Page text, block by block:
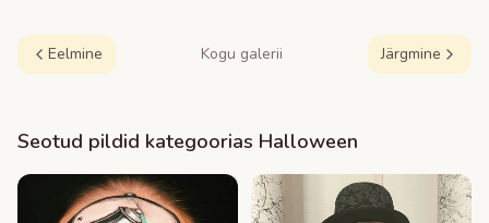
Eelmine Kogu galerii Järgmine
Seotud pildid kategoorias Halloween